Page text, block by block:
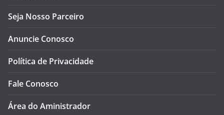
Seja Nosso Parceiro
Anuncie Conosco
Política de Privacidade
Fale Conosco
Área do Aministrador